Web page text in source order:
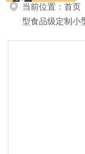
当前位置：首页
型食品级定制小